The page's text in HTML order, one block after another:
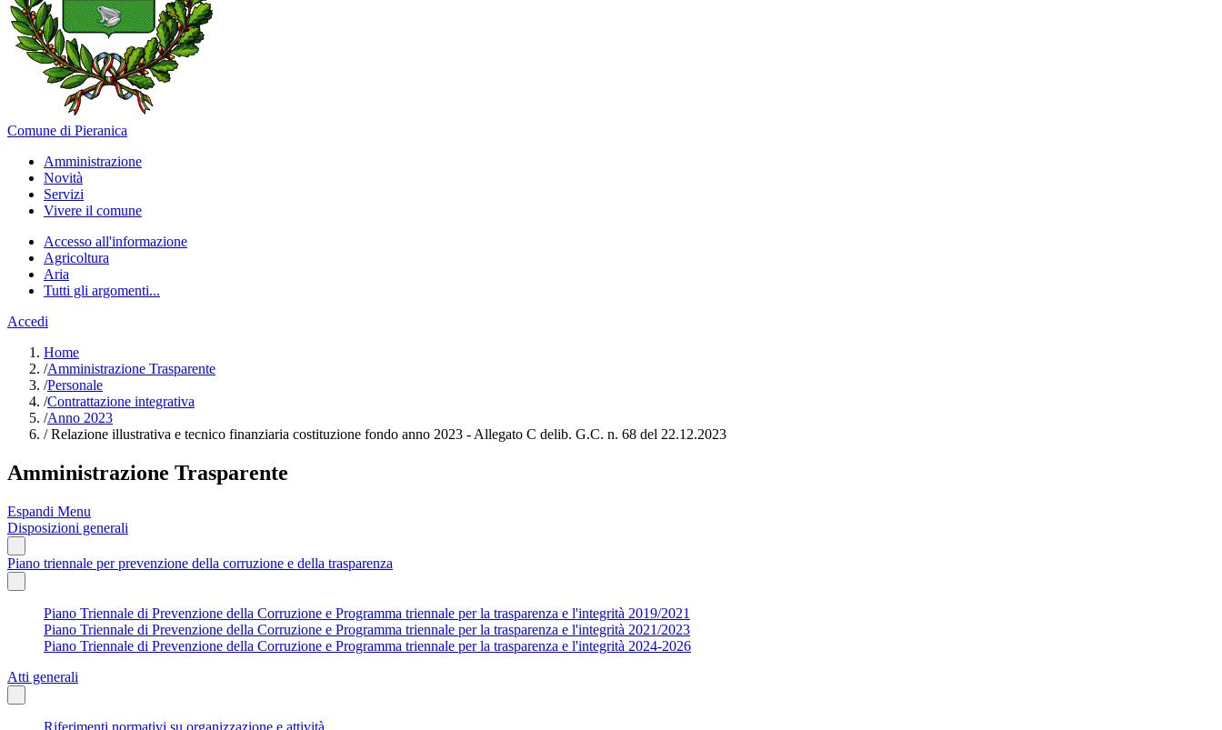
Comune di Pieranica
Amministrazione
Novità
Servizi
Vivere il comune
Accesso all'informazione
Agricoltura
Aria
Tutti gli argomenti...
Accedi
Home
/Amministrazione Trasparente
/Personale
/Contrattazione integrativa
/Anno 2023
/Relazione illustrativa e tecnico finanziaria costituzione fondo anno 2023 - Allegato C delib. G.C. n. 68 del 22.12.2023
Amministrazione Trasparente
Espandi Menu
Disposizioni generali
Piano triennale per prevenzione della corruzione e della trasparenza
Piano Triennale di Prevenzione della Corruzione e Programma triennale per la trasparenza e l'integrità 2019/2021
Piano Triennale di Prevenzione della Corruzione e Programma triennale per la trasparenza e l'integrità 2021/2023
Piano Triennale di Prevenzione della Corruzione e Programma triennale per la trasparenza e l'integrità 2024-2026
Atti generali
Riferimenti normativi su organizzazione e attività